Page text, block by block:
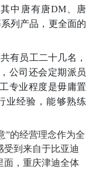
中唐有唐DM、唐
列产品，更全面的
有员工二十几名，
公司还会定期派员
专业程度是毋庸置
业经验，能够熟练
”的经营理念作为全
受到来自于比亚迪
面，重庆津迪全体